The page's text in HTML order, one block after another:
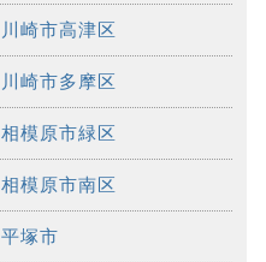
川崎市高津区
川崎市多摩区
相模原市緑区
相模原市南区
平塚市